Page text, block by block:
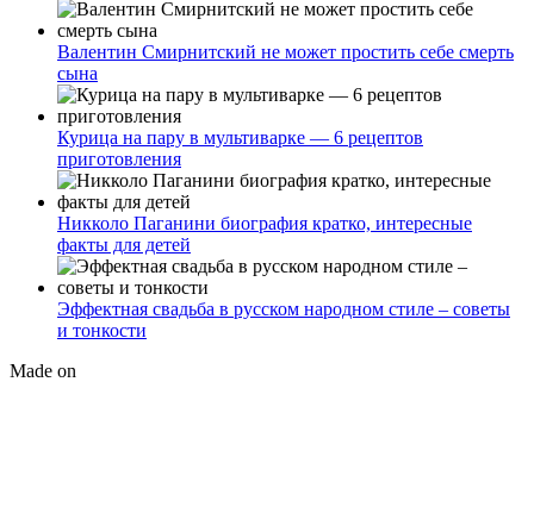
Валентин Смирнитский не может простить себе смерть
сына
Курица на пару в мультиварке — 6 рецептов
приготовления
Никколо Паганини биография кратко, интересные
факты для детей
Эффектная свадьба в русском народном стиле – советы
и тонкости
Made on